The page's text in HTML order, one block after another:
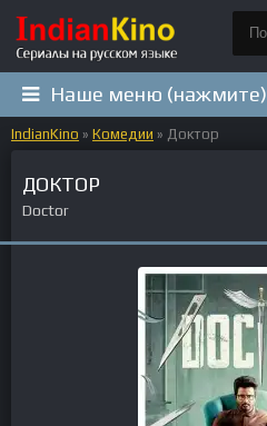
Наше меню (нажмите)
IndianKino » Комедии » Доктор
ДОКТОР
Doctor